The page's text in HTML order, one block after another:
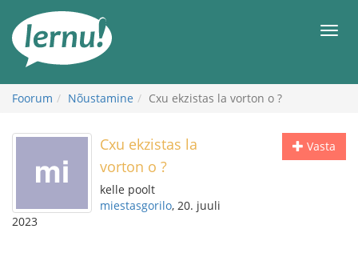
juurde
Foorum Nõustamine Cxu ekzistas la vorton o ?
Vasta
Cxu ekzistas la
vorton o ?
kelle poolt
miestasgorilo, 20. juuli
2023